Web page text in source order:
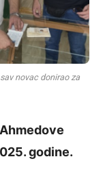
novac donirao za
godine.